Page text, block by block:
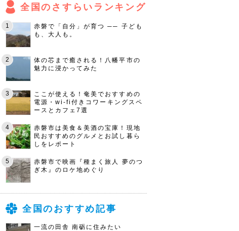
全国のさすらいランキング
赤磐で「自分」が育つ ── 子ども
も、大人も。
体の芯まで癒される！八幡平市の
魅力に浸かってみた
ここが使える！奄美でおすすめの
電源・wi-fi付きコワーキングスペ
ースとカフェ7選
赤磐市は美食＆美酒の宝庫！現地
民おすすめのグルメとお試し暮ら
しをレポート
赤磐市で映画『種まく旅人 夢のつ
ぎ木』のロケ地めぐり
全国のおすすめ記事
一流の田舎 南砺に住みたい